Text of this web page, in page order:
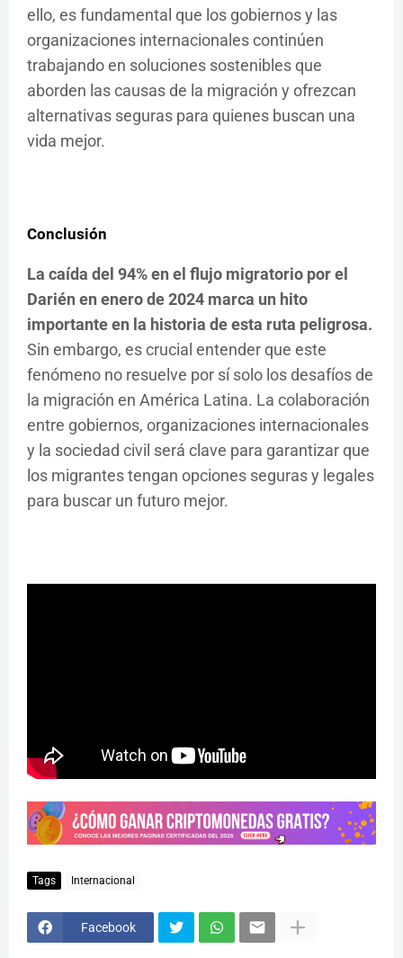
ello, es fundamental que los gobiernos y las
organizaciones internacionales continúen
trabajando en soluciones sostenibles que
aborden las causas de la migración y ofrezcan
alternativas seguras para quienes buscan una
vida mejor.
Conclusión
La caída del 94% en el flujo migratorio por el
Darién en enero de 2024 marca un hito
importante en la historia de esta ruta peligrosa.
Sin embargo, es crucial entender que este
fenómeno no resuelve por sí solo los desafíos de
la migración en América Latina. La colaboración
entre gobiernos, organizaciones internacionales
y la sociedad civil será clave para garantizar que
los migrantes tengan opciones seguras y legales
para buscar un futuro mejor.
Tags Internacional
Facebook